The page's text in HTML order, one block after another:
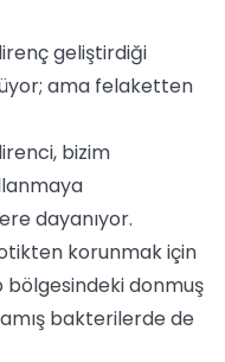
geliştirdiği
ama felaketten
bizim
dayanıyor.
korunmak için
donmuş
bakterilerde de